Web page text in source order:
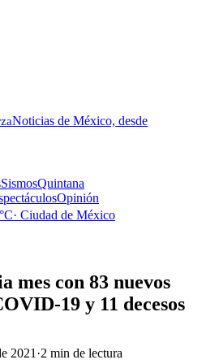
Noticias de México, desde
SismosQuintana
Opinión
°C· Ciudad de México
mes con 83 nuevos
19 y 11 decesos
2021 ·2 min de lectura